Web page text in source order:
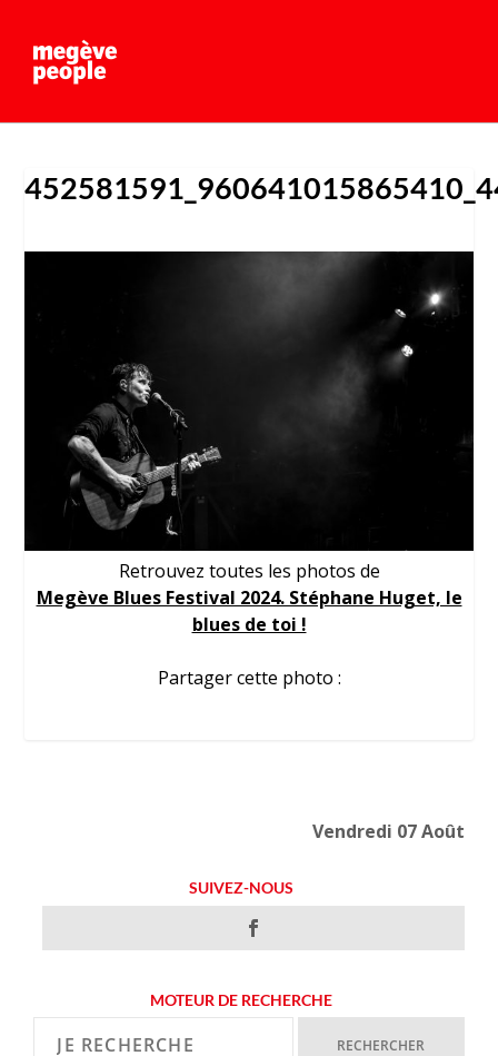
Retrouvez toutes les photos de
Megève Blues Festival 2024. Stéphane Huget, le
blues de toi !
Partager cette photo :
Vendredi 07 Août
SUIVEZ-NOUS
MOTEUR DE RECHERCHE